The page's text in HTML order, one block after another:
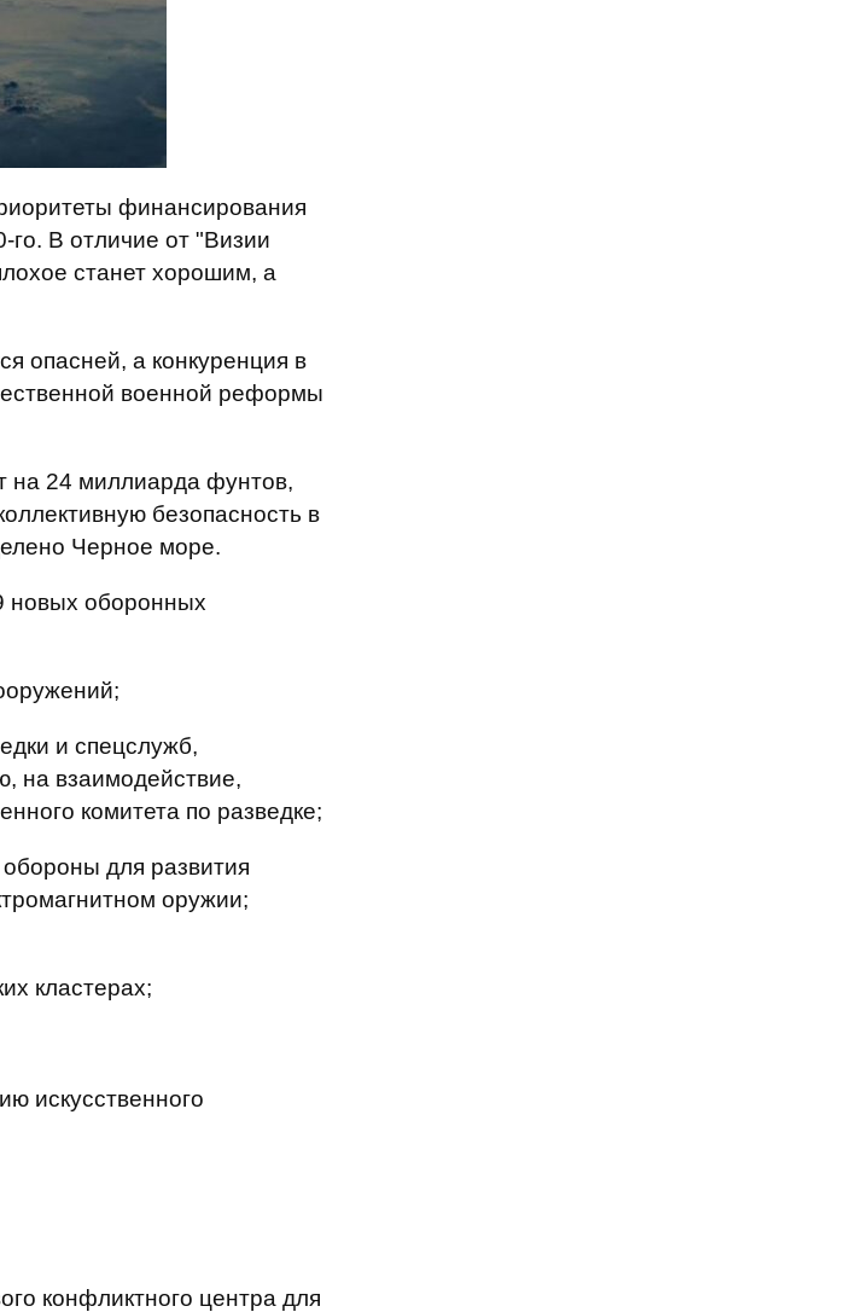
финансирования
го. В отличие от "Визии
станет хорошим, а
опасней, а конкуренция в
военной реформы
на 24 миллиарда фунтов,
безопасность в
Черное море.
новых оборонных
и спецслужб,
на взаимодействие,
комитета по разведке;
для развития
оружии;
кластерах;
искусственного
конфликтного центра для